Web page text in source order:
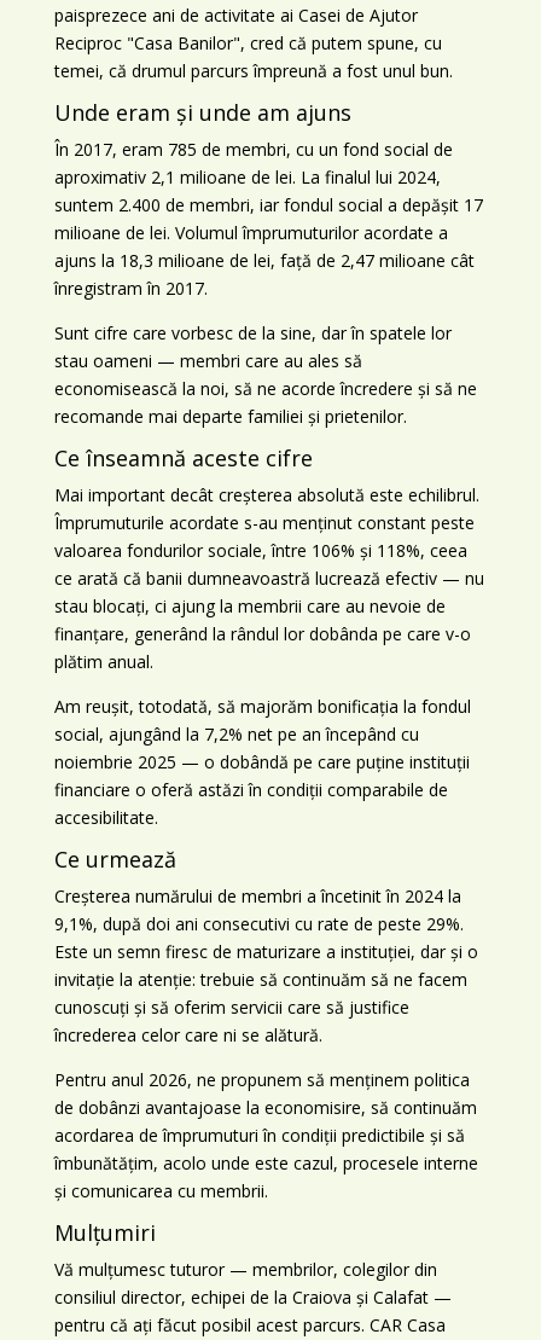
paisprezece ani de activitate ai Casei de Ajutor
Reciproc "Casa Banilor", cred că putem spune, cu
temei, că drumul parcurs împreună a fost unul bun.
Unde eram și unde am ajuns
În 2017, eram 785 de membri, cu un fond social de
aproximativ 2,1 milioane de lei. La finalul lui 2024,
suntem 2.400 de membri, iar fondul social a depășit 17
milioane de lei. Volumul împrumuturilor acordate a
ajuns la 18,3 milioane de lei, față de 2,47 milioane cât
înregistram în 2017.
Sunt cifre care vorbesc de la sine, dar în spatele lor
stau oameni — membri care au ales să
economisească la noi, să ne acorde încredere și să ne
recomande mai departe familiei și prietenilor.
Ce înseamnă aceste cifre
Mai important decât creșterea absolută este echilibrul.
Împrumuturile acordate s-au menținut constant peste
valoarea fondurilor sociale, între 106% și 118%, ceea
ce arată că banii dumneavoastră lucrează efectiv — nu
stau blocați, ci ajung la membrii care au nevoie de
finanțare, generând la rândul lor dobânda pe care v-o
plătim anual.
Am reușit, totodată, să majorăm bonificația la fondul
social, ajungând la 7,2% net pe an începând cu
noiembrie 2025 — o dobândă pe care puține instituții
financiare o oferă astăzi în condiții comparabile de
accesibilitate.
Ce urmează
Creșterea numărului de membri a încetinit în 2024 la
9,1%, după doi ani consecutivi cu rate de peste 29%.
Este un semn firesc de maturizare a instituției, dar și o
invitație la atenție: trebuie să continuăm să ne facem
cunoscuți și să oferim servicii care să justifice
încrederea celor care ni se alătură.
Pentru anul 2026, ne propunem să menținem politica
de dobânzi avantajoase la economisire, să continuăm
acordarea de împrumuturi în condiții predictibile și să
îmbunătățim, acolo unde este cazul, procesele interne
și comunicarea cu membrii.
Mulțumiri
Vă mulțumesc tuturor — membrilor, colegilor din
consiliul director, echipei de la Craiova și Calafat —
pentru că ați făcut posibil acest parcurs. CAR Casa